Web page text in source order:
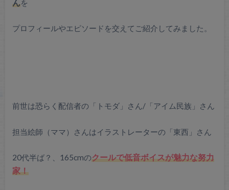
んを
プロフィールやエピソードを交えてご紹介してみました。
前世は恐らく配信者の「トモダ」さん/「アイム民族」さん
担当絵師（ママ）さんはイラストレーターの「東西」さん
20代半ば？、165cmのクールで低音ボイスが魅力な努力
家！